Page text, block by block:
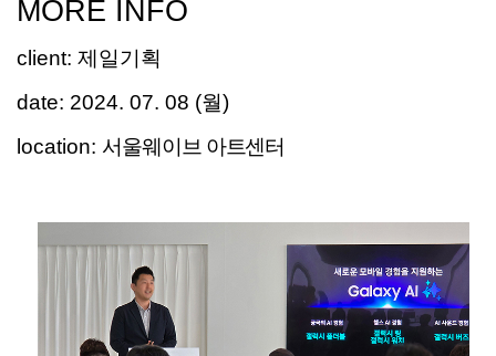
MORE INFO
client: 제일기획
date: 2024. 07. 08 (월)
location: 서울웨이브 아트센터